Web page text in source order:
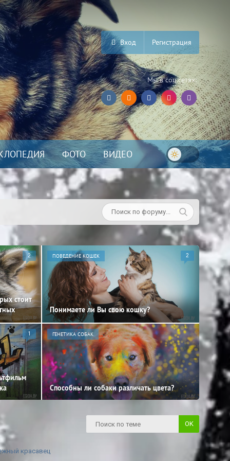
Вход Регистрация
Мы в соц.сетях:
ФОТО ВИДЕО
2
стоит
ПОВЕДЕНИЕ КОШЕК 2
Понимаете ли Вы свою кошку?
1 ГЕНЕТИКА СОБАК
Способны ли собаки различать цвета?
красавец